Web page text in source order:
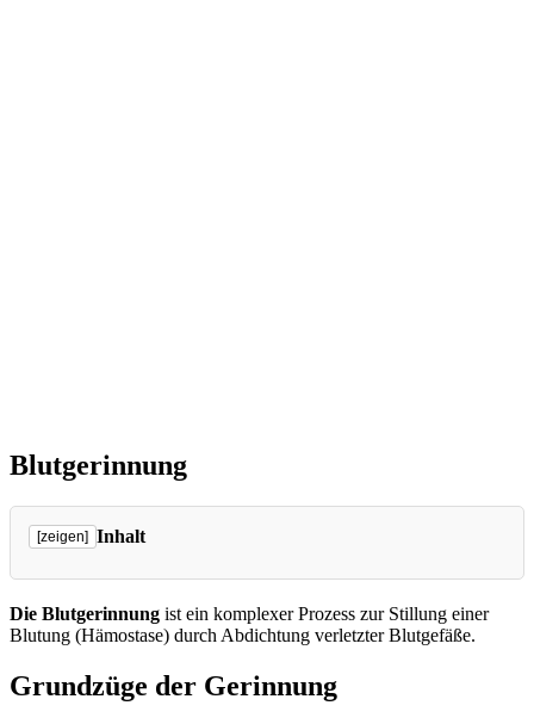
Blutgerinnung
[zeigen] Inhalt
Die Blutgerinnung ist ein komplexer Prozess zur Stillung einer
Blutung (Hämostase) durch Abdichtung verletzter Blutgefäße.
Grundzüge der Gerinnung